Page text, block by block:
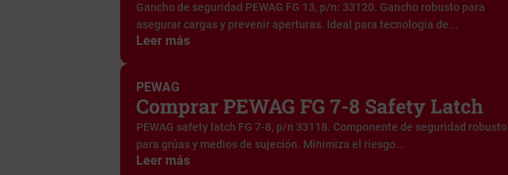
Gancho de seguridad PEWAG FG 13, p/n: 33120. Gancho robusto para
asegurar cargas y prevenir aperturas. Ideal para tecnología de...
Leer más
PEWAG
Comprar PEWAG FG 7-8 Safety Latch
PEWAG safety latch FG 7-8, p/n 33118. Componente de seguridad robusto
para grúas y medios de sujeción. Minimiza el riesgo...
Leer más